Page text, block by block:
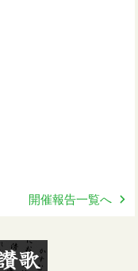
開催報告一覧へ